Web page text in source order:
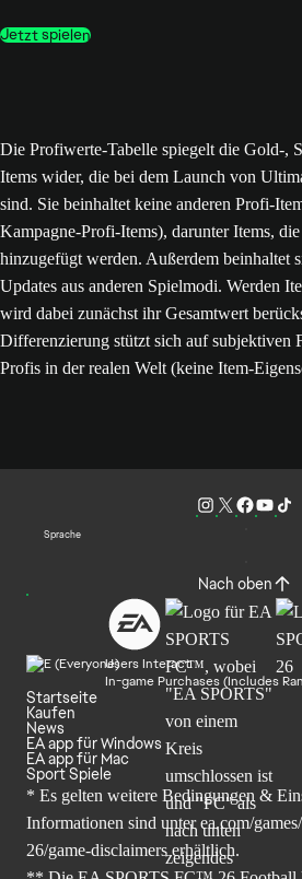
Jetzt spielen
Die Profiwerte-Tabelle spiegelt die Gold-,
Items wider, die bei dem Launch von
sind. Sie beinhaltet keine anderen Profi-
Kampagne-Profi-Items), darunter Items,
hinzugefügt werden. Außerdem beinhaltet
Updates aus anderen Spielmodi. Werden
wird dabei zunächst ihr Gesamtwert
Differenzierung stützt sich auf subjektiven
Profis in der realen Welt (keine Item-
Sprache
Nach oben
Users Interact
In-game Purchases (Includes
Startseite
Kaufen
News
EA app für Windows
EA app für Mac
Sport Spiele
* Es gelten weitere Bedingungen &
Informationen sind unterea.com/
26/game-disclaimers erhältlich.